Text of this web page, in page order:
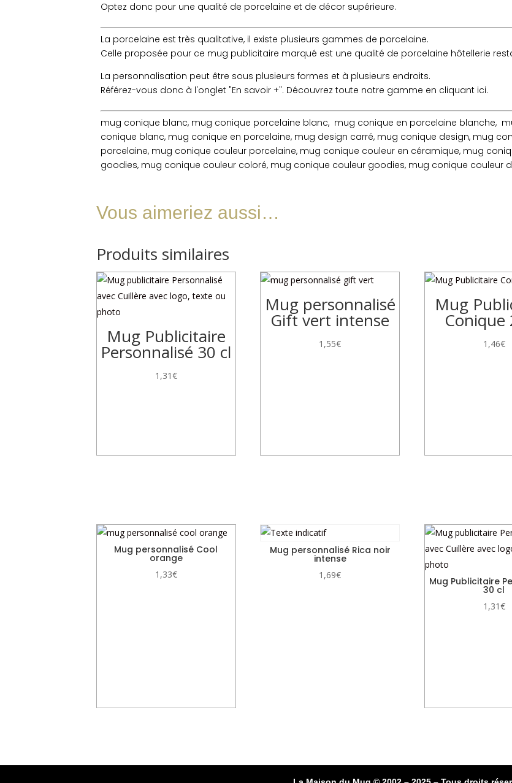
Optez donc pour une qualité de porcelaine et de décor supérieure.
La porcelaine est très qualitative, il existe plusieurs gammes de porcelaine.
Celle proposée pour ce mug publicitaire marqué est une qualité de porcelaine hôtellerie
La personnalisation peut être sous plusieurs formes et à plusieurs endroits.
Référez-vous donc à l'onglet "En savoir +". Découvrez toute notre gamme en cliquant ici.
mug conique blanc, mug conique porcelaine blanc, mug conique en porcelaine blanche,
conique blanc, mug conique en porcelaine, mug design carré, mug conique design, mug
porcelaine, mug conique couleur porcelaine, mug conique couleur en céramique, mug
goodies, mug conique couleur coloré, mug conique couleur goodies, mug conique couleur
Vous aimeriez aussi…
Produits similaires
Mug Publicitaire
Personnalisé 30 cl
1,31€
Mug personnalisé
Gift vert intense
1,55€
Mug
Conique
1,46€
Mug personnalisé Cool
orange
1,33€
Mug personnalisé Rica noir
intense
1,69€
Mug Publicitaire
30 cl
1,31€